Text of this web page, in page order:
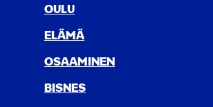
OULU
ELÄ­MÄ
OSAA­MI­NEN
BIS­NES